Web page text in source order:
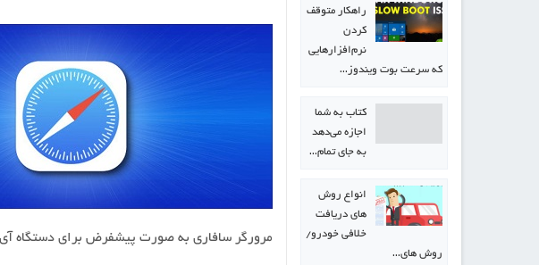
راهکار متوقف
کردن
نرم‌افزارهایی
که سرعت بوت ویندوز…
كتاب به شما
اجازه می‌دهد
به جای تمام…
انواع روش
های دریافت
خلافی خودرو/
روش های…
مرورگر سافاری به صورت پیشفرض برای دستگاه